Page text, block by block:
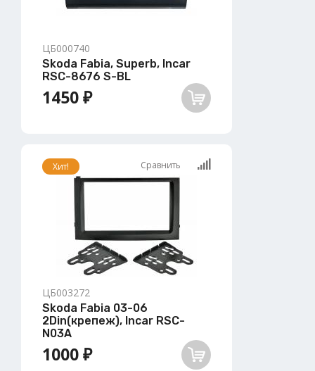
ЦБ000740
Skoda Fabia, Superb, Incar
RSC-8676 S-BL
1450 ₽
Хит! Сравнить
ЦБ003272
Skoda Fabia 03-06
2Din(крепеж), Incar RSC-
N03A
1000 ₽